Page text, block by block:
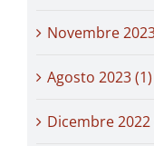
Novembre
Agosto 2023 (1)
Dicembre 2022